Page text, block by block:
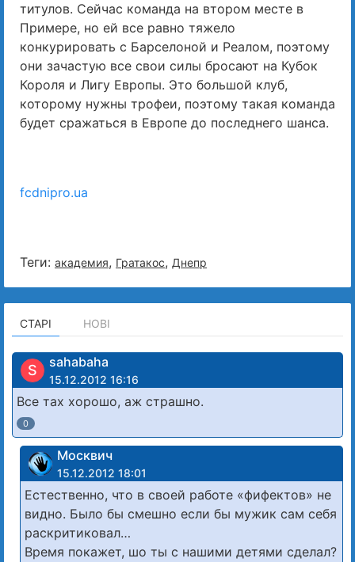
титулов. Сейчас команда на втором месте в
Примере, но ей все равно тяжело
конкурировать с Барселоной и Реалом, поэтому
они зачастую все свои силы бросают на Кубок
Короля и Лигу Европы. Это большой клуб,
которому нужны трофеи, поэтому такая команда
будет сражаться в Европе до последнего шанса.
fcdnipro.ua
Теги: академия, Гратакос, Днепр
СТАРІ НОВІ
S sahabaha
15.12.2012 16:16
Все тах хорошо, аж страшно.
0
Москвич
15.12.2012 18:01
Естественно, что в своей работе «фифектов» не
видно. Было бы смешно если бы мужик сам себя
раскритиковал…
Время покажет, шо ты с нашими детями сделал?